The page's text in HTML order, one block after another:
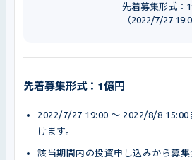
先着募集形式：1
（2022/7/27
先着募集形式：1億円
2022/7/27 19:00 〜 2022/8/8 15:00
けます。
該当期間内の投資申し込みから募